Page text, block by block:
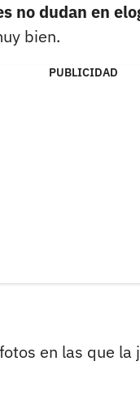
no dudan en
bien.
PUBLICIDAD
en las que